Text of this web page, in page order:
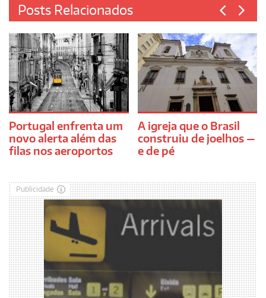
Posts Relacionados
Portugal enfrenta um
novo alerta além das
filas nos aeroportos
A igreja que o Brasil
construiu de joelhos —
e de pé
Publicidade